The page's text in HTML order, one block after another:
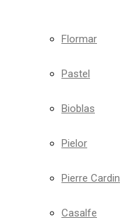
Flormar
Pastel
Bioblas
Pielor
Pierre Cardin
Casalfe